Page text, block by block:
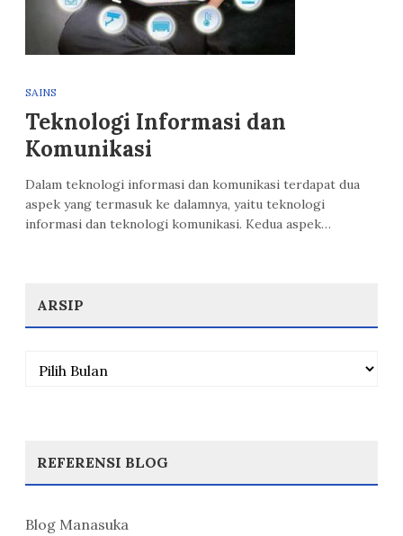
SAINS
Teknologi Informasi dan
Komunikasi
Dalam teknologi informasi dan komunikasi terdapat dua
aspek yang termasuk ke dalamnya, yaitu teknologi
informasi dan teknologi komunikasi. Kedua aspek…
ARSIP
Arsip
REFERENSI BLOG
Blog Manasuka